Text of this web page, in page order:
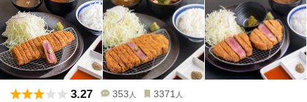
3.27 353 人 3371 人